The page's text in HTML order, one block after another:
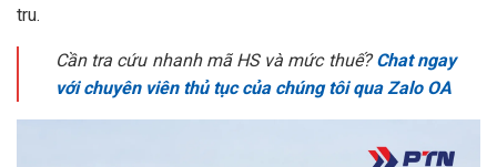
tru.
Cần tra cứu nhanh mã HS và mức thuế?Chat ngay
với chuyên viên thủ tục của chúng tôi qua Zalo OA